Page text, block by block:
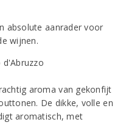
absolute aanrader voor
wijnen.
aroma van gekonfijt
De dikke, volle en
aromatisch, met